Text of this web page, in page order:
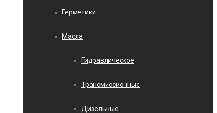
Герметики
Масла
Гидравлическое
Трансмиссионные
Дизельные